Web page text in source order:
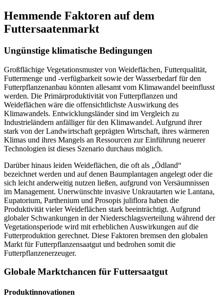
Hemmende Faktoren auf dem
Futtersaatenmarkt
Ungünstige klimatische Bedingungen
Großflächige Vegetationsmuster von Weideflächen, Futterqualität,
Futtermenge und -verfügbarkeit sowie der Wasserbedarf für den
Futterpflanzenanbau könnten allesamt vom Klimawandel beeinflusst
werden. Die Primärproduktivität von Futterpflanzen und
Weideflächen wäre die offensichtlichste Auswirkung des
Klimawandels. Entwicklungsländer sind im Vergleich zu
Industrieländern anfälliger für den Klimawandel. Aufgrund ihrer
stark von der Landwirtschaft geprägten Wirtschaft, ihres wärmeren
Klimas und ihres Mangels an Ressourcen zur Einführung neuerer
Technologien ist dieses Szenario durchaus möglich.
Darüber hinaus leiden Weideflächen, die oft als „Ödland“
bezeichnet werden und auf denen Baumplantagen angelegt oder die
sich leicht anderweitig nutzen ließen, aufgrund von Versäumnissen
im Management. Unerwünschte invasive Unkrautarten wie Lantana,
Eupatorium, Parthenium und Prosopis juliflora haben die
Produktivität vieler Weideflächen stark beeinträchtigt. Aufgrund
globaler Schwankungen in der Niederschlagsverteilung während der
Vegetationsperiode wird mit erheblichen Auswirkungen auf die
Futterproduktion gerechnet. Diese Faktoren bremsen den globalen
Markt für Futterpflanzensaatgut und bedrohen somit die
Futterpflanzenerzeuger.
Globale Marktchancen für Futtersaatgut
Produktinnovationen